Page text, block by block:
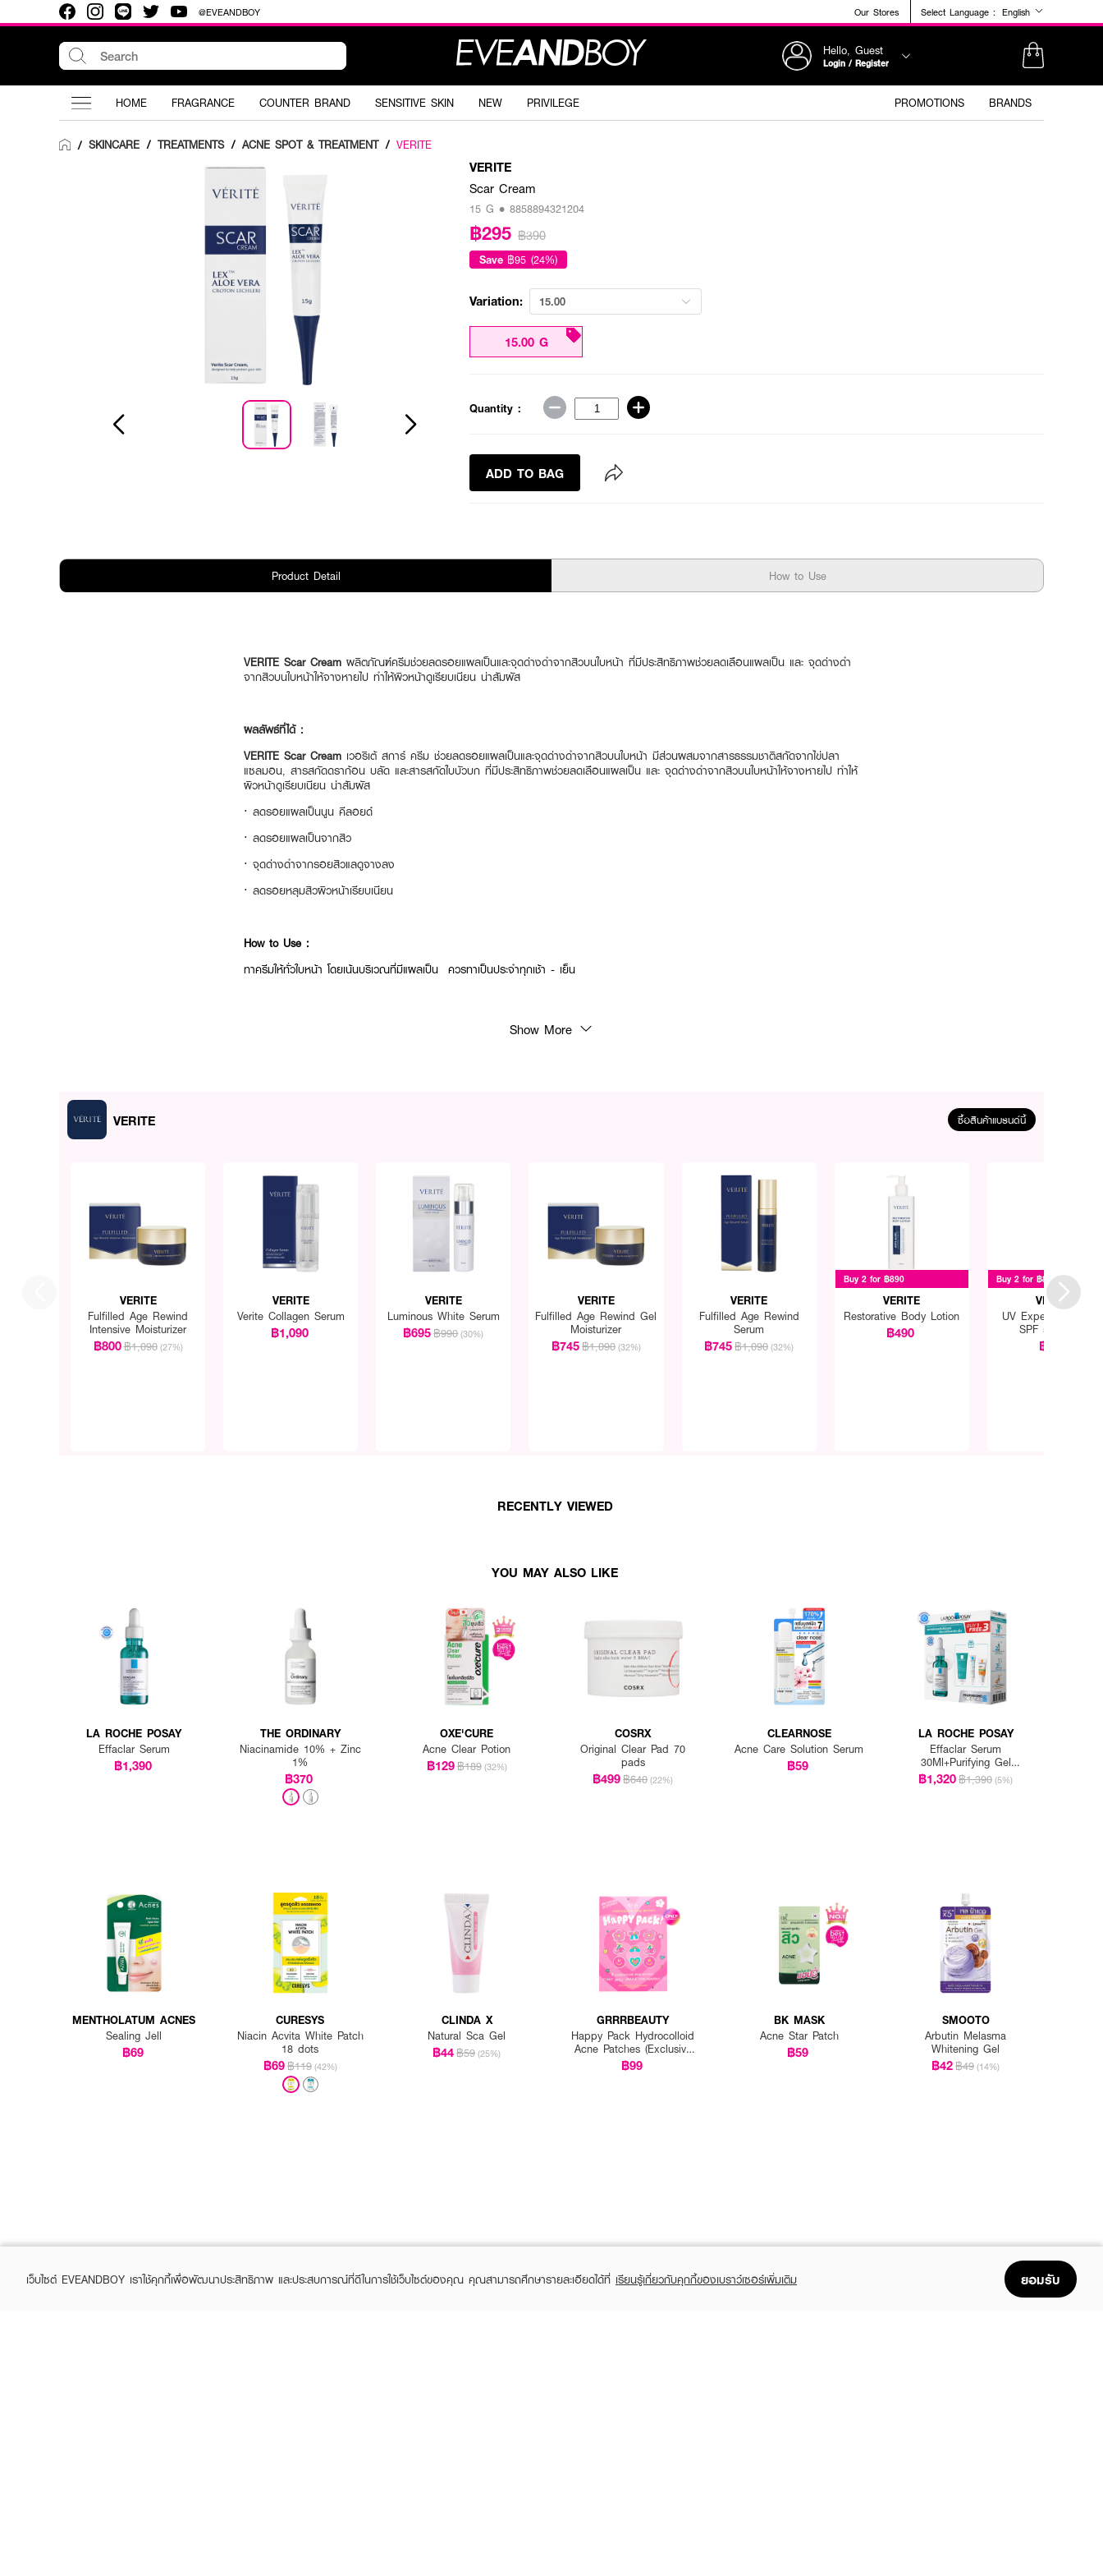
@EVEANDBOY Our Stores Select Language : English
Hello, Guest
Login / Register
HOME FRAGRANCE COUNTER BRAND SENSITIVE SKIN NEW PRIVILEGE PROMOTIONS BRANDS
/ SKINCARE / TREATMENTS / ACNE SPOT & TREATMENT / VERITE
VERITE
Scar Cream
15 G • 8858894321204
฿295 ฿390
Save ฿95 (24%)
Variation: 15.00
15.00 G
Quantity :
ADD TO BAG
Product Detail How to Use
VERITE Scar Cream ผลิตภัณฑ์ครีมช่วยลดรอยแผลเป็นและจุดด่างดำจากสิวบนใบหน้า ที่มีประสิทธิภาพช่วยลดเลือนแผลเป็น และ จุดด่างดำ
จากสิวบนใบหน้าให้จางหายไป ทำให้ผิวหน้าดูเรียบเนียน น่าสัมผัส
ผลลัพธ์ที่ได้ :
VERITE Scar Cream เวอริเต้ สการ์ ครีม ช่วยลดรอยแผลเป็นและจุดด่างดำจากสิวบนใบหน้า มีส่วนผสมจากสารธรรมชาติสกัดจากไข่ปลา
แซลมอน, สารสกัดดราก้อน บลัด และสารสกัดใบบัวบก ที่มีประสิทธิภาพช่วยลดเลือนแผลเป็น และ จุดด่างดำจากสิวบนใบหน้าให้จางหายไป ทำให้
ผิวหน้าดูเรียบเนียน น่าสัมผัส
· ลดรอยแผลเป็นนูน คีลอยด์
· ลดรอยแผลเป็นจากสิว
· จุดด่างดำจากรอยสิวแลดูจางลง
· ลดรอยหลุมสิวผิวหน้าเรียบเนียน
How to Use :
ทาครีมให้ทั่วใบหน้า โดยเน้นบริเวณที่มีแผลเป็น ควรทาเป็นประจำทุกเช้า - เย็น
Show More
VERITE ซื้อสินค้าแบรนด์นี้
VERITE
Fulfilled Age Rewind
Intensive Moisturizer
฿800฿1,090 (27%)
VERITE
Verite Collagen Serum
฿1,090
VERITE
Luminous White Serum
฿695฿990 (30%)
VERITE
Fulfilled Age Rewind Gel
Moisturizer
฿745฿1,090 (32%)
VERITE
Fulfilled Age Rewind
Serum
฿745฿1,090 (32%)
Buy 2 for ฿890
VERITE
Restorative Body Lotion
฿490
Buy 2 for ฿899
VERITE
UV Expert
SPF 50 PA+++
฿579
RECENTLY VIEWED
YOU MAY ALSO LIKE
LA ROCHE POSAY
Effaclar Serum
฿1,390
THE ORDINARY
Niacinamide 10% + Zinc
1%
฿370
OXE'CURE
Acne Clear Potion
฿129฿189 (32%)
COSRX
Original Clear Pad 70
pads
฿499฿640 (22%)
CLEARNOSE
Acne Care Solution Serum
฿59
LA ROCHE POSAY
Effaclar Serum
30Ml+Purifying Gel
15Ml+Duo+M 3 Ml+Ant Oil
Control Cream 3 Ml
฿1,320฿1,390 (5%)
MENTHOLATUM ACNES
Sealing Jell
฿69
CURESYS
Niacin Acvita White Patch
18 dots
฿69฿119 (42%)
CLINDA X
Natural Sca Gel
฿44฿59 (25%)
GRRRBEAUTY
Happy Pack Hydrocolloid
Acne Patches (Exclusive
EVEANDBOY)
฿99
BK MASK
Acne Star Patch
฿59
SMOOTO
Arbutin Melasma
Whitening Gel
฿42฿49 (14%)
เว็บไซต์ EVEANDBOY เราใช้คุกกี้เพื่อพัฒนาประสิทธิภาพ และประสบการณ์ที่ดีในการใช้เว็บไซต์ของคุณ คุณสามารถศึกษารายละเอียดได้ที่ เรียนรู้เกี่ยวกับคุกกี้ของเบราว์เซอร์เพิ่มเติม ยอมรับ